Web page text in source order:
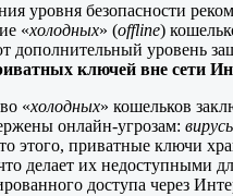
уровня безопасности
«холодных» (offline)
дополнительный уровень
ключей вне сети
«холодных» кошельков
онлайн-угрозам:
этого, приватные ключи
делает их недоступными
доступа через